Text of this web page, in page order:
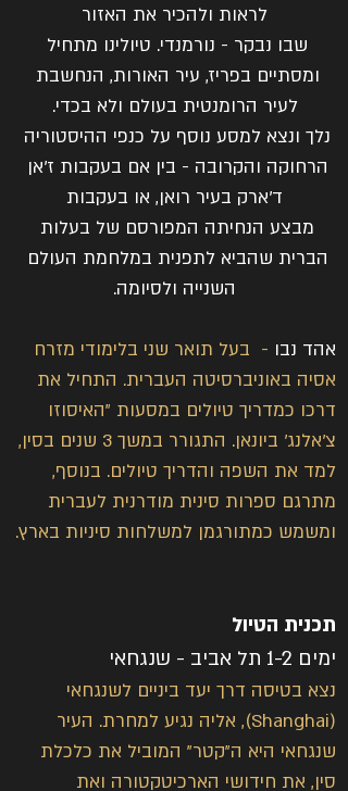
לראות ולהכיר את האזור
שבו נבקר - נורמנדי. טיולינו מתחיל
ומסתיים בפריז, עיר האורות, הנחשבת
לעיר הרומנטית בעולם ולא בכדי.
נלך ונצא למסע נוסף על כנפי ההיסטוריה
הרחוקה והקרובה - בין אם בעקבות ז'אן
ד'ארק בעיר רואן, או בעקבות
מבצע הנחיתה המפורסם של בעלות
הברית שהביא לתפנית במלחמת העולם
השנייה ולסיומה.
אהד נבו - בעל תואר שני בלימודי מזרח
אסיה באוניברסיטה העברית. התחיל את
דרכו כמדריך טיולים במסעות "האיסוזו
צ'אלנג' ביונאן. התגורר במשך 3 שנים בסין,
למד את השפה והדריך טיולים. בנוסף,
מתרגם ספרות סינית מודרנית לעברית
ומשמש כמתורגמן למשלחות סיניות בארץ.
תכנית הטיול
ימים 1-2 תל אביב - שנגחאי
נצא בטיסה דרך יעד ביניים לשנגחאי
(Shanghai), אליה נגיע למחרת. העיר
שנגחאי היא ה"קטר" המוביל את כלכלת
סין, את חידושי הארכיטקטורה ואת